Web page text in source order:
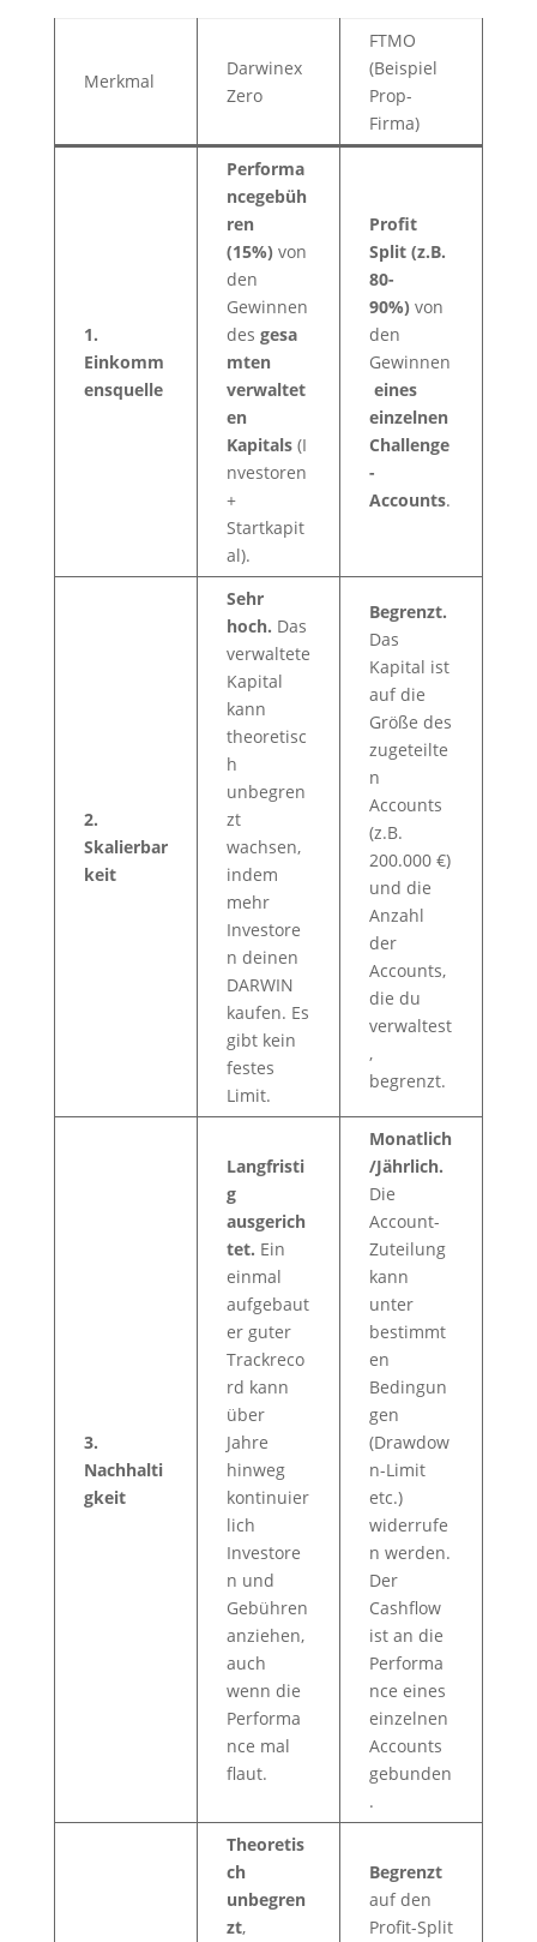
Merkmal
Darwinex
Zero
FTMO
(Beispiel
Prop-
Firma)
1.
Einkomm
ensquelle
Performa
ncegebüh
ren
(15%) von
den
Gewinnen
des gesa
mten
verwaltet
en
Kapitals(I
nvestoren
+
Startkapit
al).
Profit
Split (z.B.
80-
90%) von
den
Gewinnen
eines
einzelnen
Challenge
-
Accounts.
2.
Skalierbar
keit
Sehr
hoch. Das
verwaltete
Kapital
kann
theoretisc
h
unbegren
zt
wachsen,
indem
mehr
Investore
n deinen
DARWIN
kaufen. Es
gibt kein
festes
Limit.
Begrenzt.
Das
Kapital ist
auf die
Größe des
zugeteilte
n
Accounts
(z.B.
200.000 €)
und die
Anzahl
der
Accounts,
die du
verwaltest
,
begrenzt.
3.
Nachhalti
gkeit
Langfristi
g
ausgerich
tet. Ein
einmal
aufgebaut
er guter
Trackreco
rd kann
über
Jahre
hinweg
kontinuier
lich
Investore
n und
Gebühren
anziehen,
auch
wenn die
Performa
nce mal
flaut.
Monatlich
/Jährlich.
Die
Account-
Zuteilung
kann
unter
bestimmt
en
Bedingun
gen
(Drawdow
n-Limit
etc.)
widerrufe
n werden.
Der
Cashflow
ist an die
Performa
nce eines
einzelnen
Accounts
gebunden
.
Theoretis
ch
unbegren
zt,
Begrenzt
auf den
Profit-Split